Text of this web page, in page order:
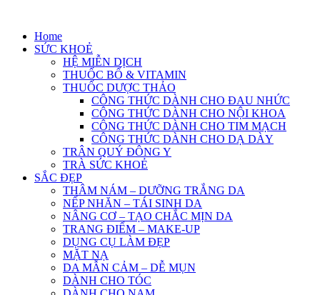
contentHome
SỨC KHOẺ
HỆ MIỄN DỊCH
THUỐC BỔ & VITAMIN
THUỐC DƯỢC THẢO
CÔNG THỨC DÀNH CHO ĐAU NHỨC
CÔNG THỨC DÀNH CHO NỘI KHOA
CÔNG THỨC DÀNH CHO TIM MẠCH
CÔNG THỨC DÀNH CHO DẠ DÀY
TRÂN QUÝ ĐÔNG Y
TRÀ SỨC KHOẺ
SẮC ĐẸP
THÂM NÁM – DƯỠNG TRẮNG DA
NẾP NHĂN – TÁI SINH DA
NÂNG CƠ – TẠO CHẮC MỊN DA
TRANG ĐIỂM – MAKE-UP
DỤNG CỤ LÀM ĐẸP
MẶT NẠ
DA MẪN CẢM – DỄ MỤN
DÀNH CHO TÓC